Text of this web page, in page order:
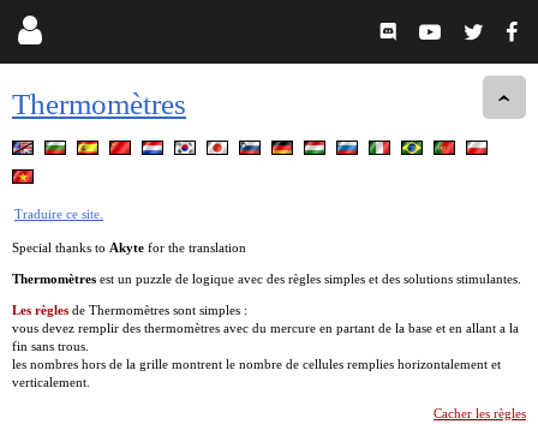
Thermomètres
Traduire ce site.
Special thanks to Akyte for the translation
Thermomètres est un puzzle de logique avec des règles simples et des solutions stimulantes.
Les règles de Thermomètres sont simples :
vous devez remplir des thermomètres avec du mercure en partant de la base et en allant a la
fin sans trous.
les nombres hors de la grille montrent le nombre de cellules remplies horizontalement et
verticalement.
Cacher les règles